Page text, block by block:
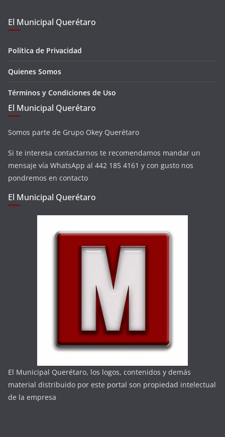
El Municipal Querétaro
Política de Privacidad
Quienes Somos
Términos y Condiciones de Uso
El Municipal Querétaro
Somos parte de Grupo Okey Querétaro
Si te interesa contactarnos te recomendamos mandar un
mensaje vía WhatsApp al 442 185 4161 y con gusto nos
pondremos en contacto
El Municipal Querétaro
El Municipal Querétaro, los logos, contenidos y demás
material distribuido por este portal son propiedad intelectual
de la empresa